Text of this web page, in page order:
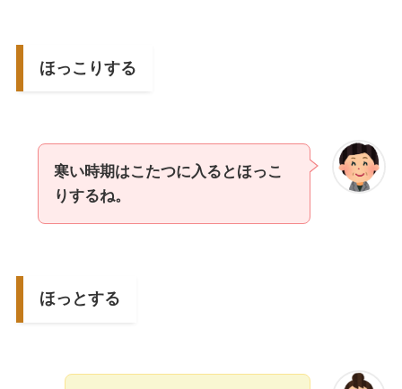
ほっこりする
寒い時期はこたつに入るとほっこ
りするね。
ほっとする